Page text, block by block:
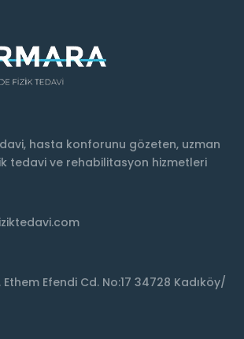
hasta konforunu gözeten, uzman
tedavi ve rehabilitasyon hizmetleri
Efendi Cd. No:17 34728 Kadıköy/